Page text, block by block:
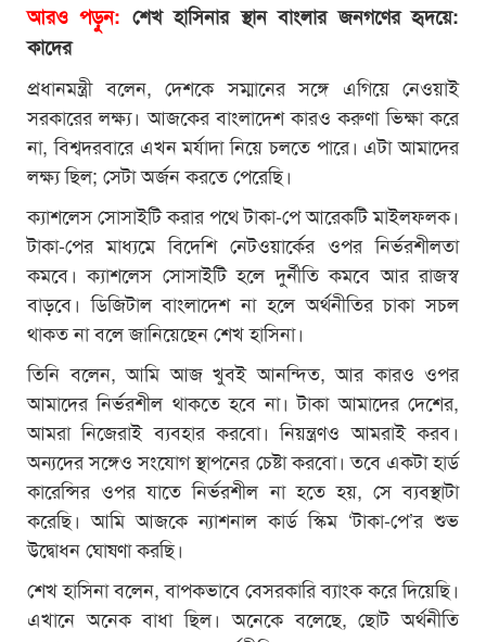
আরও পড়ুন: শেখ হাসিনার স্থান বাংলার জনগণের হৃদয়ে:
কাদের
প্রধানমন্ত্রী বলেন, দেশকে সম্মানের সঙ্গে এগিয়ে নেওয়াই
সরকারের লক্ষ্য। আজকের বাংলাদেশ কারও করুণা ভিক্ষা করে
না, বিশ্বদরবারে এখন মর্যাদা নিয়ে চলতে পারে। এটা আমাদের
লক্ষ্য ছিল; সেটা অর্জন করতে পেরেছি।
ক্যাশলেস সোসাইটি করার পথে টাকা-পে আরেকটি মাইলফলক।
টাকা-পের মাধ্যমে বিদেশি নেটওয়ার্কের ওপর নির্ভরশীলতা
কমবে। ক্যাশলেস সোসাইটি হলে দুর্নীতি কমবে আর রাজস্ব
বাড়বে। ডিজিটাল বাংলাদেশ না হলে অর্থনীতির চাকা সচল
থাকত না বলে জানিয়েছেন শেখ হাসিনা।
তিনি বলেন, আমি আজ খুবই আনন্দিত, আর কারও ওপর
আমাদের নির্ভরশীল থাকতে হবে না। টাকা আমাদের দেশের,
আমরা নিজেরাই ব্যবহার করবো। নিয়ন্ত্রণও আমরাই করব।
অন্যদের সঙ্গেও সংযোগ স্থাপনের চেষ্টা করবো। তবে একটা হার্ড
কারেন্সির ওপর যাতে নির্ভরশীল না হতে হয়, সে ব্যবস্থাটা
করেছি। আমি আজকে ন্যাশনাল কার্ড স্কিম ‘টাকা-পে’র শুভ
উদ্বোধন ঘোষণা করছি।
শেখ হাসিনা বলেন, বাপকভাবে বেসরকারি ব্যাংক করে দিয়েছি।
এখানে অনেক বাধা ছিল। অনেকে বলেছে, ছোট অর্থনীতি